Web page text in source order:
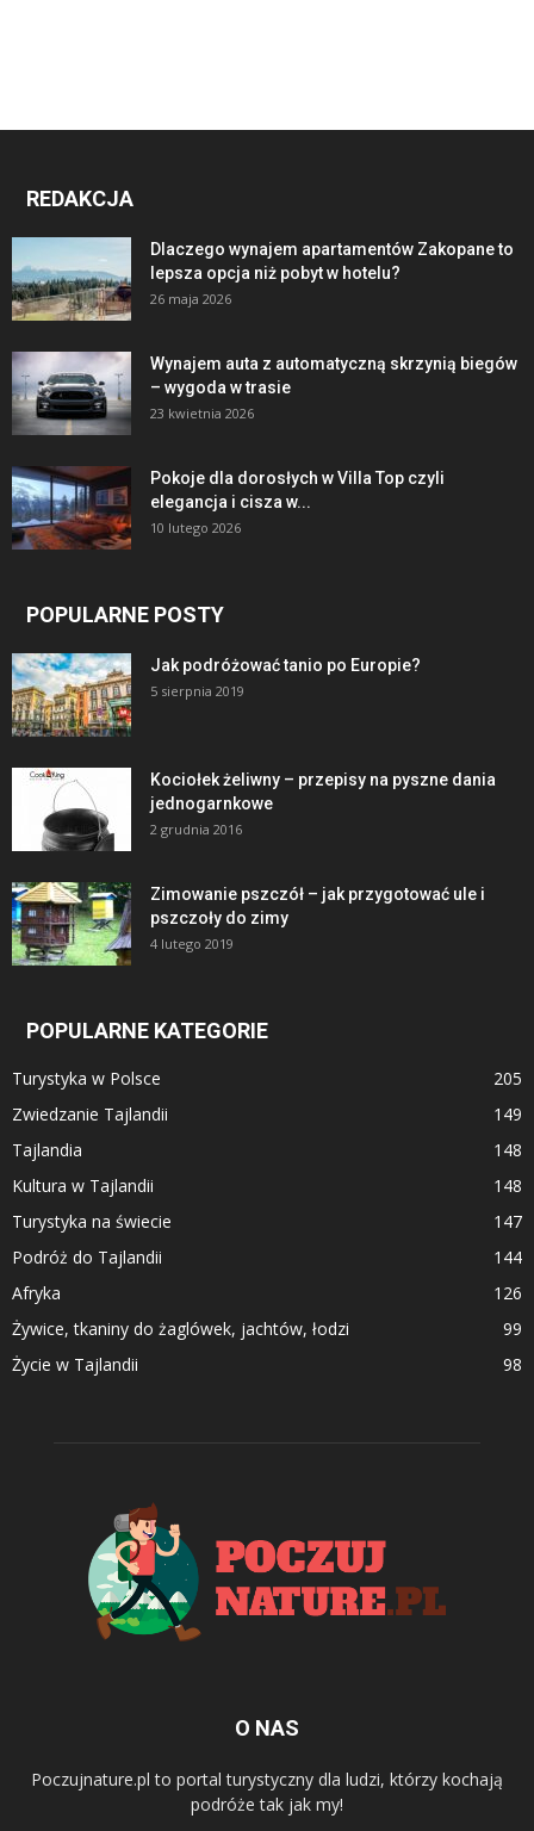
REDAKCJA
Dlaczego wynajem apartamentów Zakopane to
lepsza opcja niż pobyt w hotelu?
26 maja 2026
Wynajem auta z automatyczną skrzynią biegów
– wygoda w trasie
23 kwietnia 2026
Pokoje dla dorosłych w Villa Top czyli
elegancja i cisza w...
10 lutego 2026
POPULARNE POSTY
Jak podróżować tanio po Europie?
5 sierpnia 2019
Kociołek żeliwny – przepisy na pyszne dania
jednogarnkowe
2 grudnia 2016
Zimowanie pszczół – jak przygotować ule i
pszczoły do zimy
4 lutego 2019
POPULARNE KATEGORIE
Turystyka w Polsce
205
Zwiedzanie Tajlandii
149
Tajlandia
148
Kultura w Tajlandii
148
Turystyka na świecie
147
Podróż do Tajlandii
144
Afryka
126
Żywice, tkaniny do żaglówek, jachtów, łodzi
99
Życie w Tajlandii
98
O NAS
Poczujnature.pl to portal turystyczny dla ludzi, którzy kochają
podróże tak jak my!